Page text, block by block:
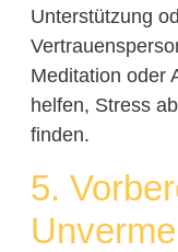
Unterstützung
Meditation oder
helfen, Stress
finden.
5.